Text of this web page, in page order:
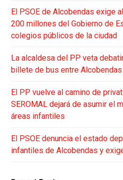
El PSOE de Alcobendas exige
200 millones del Gobierno de
colegios públicos de la ciudad
La alcaldesa del PP veta
billete de bus entre
El PP vuelve al camino de
SEROMAL dejará de asumir el
áreas infantiles
El PSOE denuncia el estado
infantiles de Alcobendas y